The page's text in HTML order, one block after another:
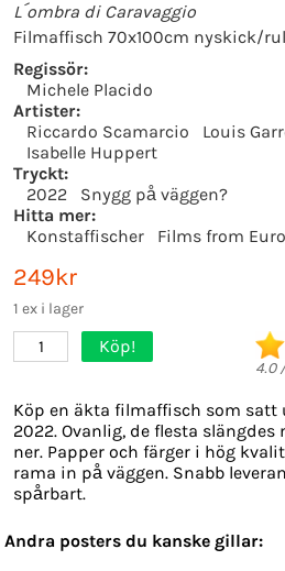
L´ombra di Caravaggio
Filmaffisch 70x100cm nyskick/
Regissör:
Michele Placido
Artister:
Riccardo Scamarcio
Louis
Isabelle Huppert
Tryckt:
2022
Snygg på väggen?
Hitta mer:
Konstaffischer
Films from
249kr
1 ex i lager
1 Köp!
4.0
Köp en äkta filmaffisch som satt
2022. Ovanlig, de flesta
ner. Papper och färger i hög
rama in på väggen. Snabb
spårbart.
Andra posters du kanske gillar: